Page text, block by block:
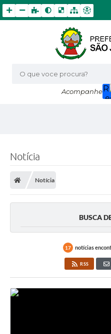
O que voce procura?
Acompanhe
Notícia
Notícia
BUSCA
17 notícias
RSS